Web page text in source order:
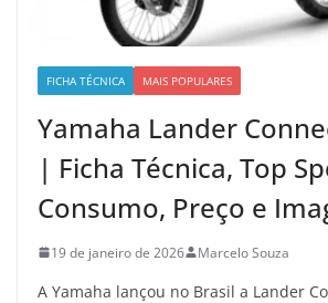
FICHA TÉCNICA MAIS POPULARES
Yamaha Lander
| Ficha Técnica, Top
Consumo, Preço e
19 de janeiro de 2026 Marcelo Souza
A Yamaha lançou no Brasil a Lander